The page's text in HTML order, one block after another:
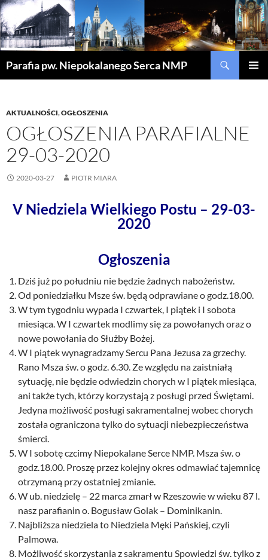
Parafia pw. Niepokalanego Serca NMP
AKTUALNOŚCI,OGŁOSZENIA
OGŁOSZENIA PARAFIALNE
29-03-2020
2020-03-27 PIOTR MIARA
V Niedziela Wielkiego Postu – 29-03-
2020
Ogłoszenia
Dziś już po południu nie będzie żadnych nabożeństw.
Od poniedziałku Msze św. będą odprawiane o godz.18.00.
W tym tygodniu wypada I czwartek, I piątek i I sobota
miesiąca. W I czwartek modlimy się za powołanych oraz o
nowe powołania do Służby Bożej.
W I piątek wynagradzamy Sercu Pana Jezusa za grzechy.
Rano Msza św. o godz. 6.30. Ze względu na zaistniałą
sytuację, nie będzie odwiedzin chorych w I piątek miesiąca,
ani także tych, którzy korzystają z posługi przed Świętami.
Jedyna możliwość posługi sakramentalnej wobec chorych
została ograniczona tylko do sytuacji niebezpieczeństwa
śmierci.
W I sobotę czcimy Niepokalane Serce NMP. Msza św. o
godz.18.00. Proszę przez kolejny okres odmawiać tajemnicę
otrzymaną przy ostatniej zmianie.
W ub. niedzielę – 22 marca zmarł w Rzeszowie w wieku 87 l.
nasz parafianin o. Bogusław Golak – Dominikanin.
Najbliższa niedziela to Niedziela Męki Pańskiej, czyli
Palmowa.
Możliwość skorzystania z sakramentu Spowiedzi św. tylko z